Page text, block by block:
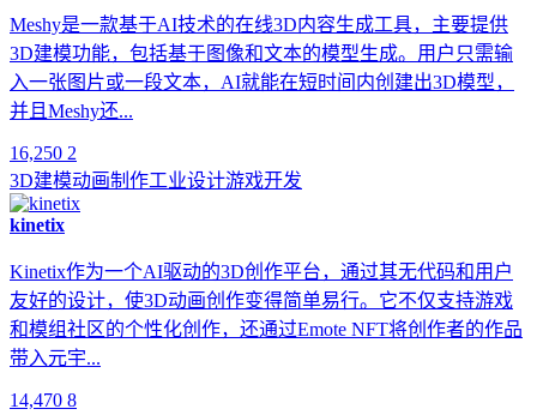
Meshy是一款基于AI技术的在线3D内容生成工具，主要提供
3D建模功能，包括基于图像和文本的模型生成。用户只需输
入一张图片或一段文本，AI就能在短时间内创建出3D模型，
并且Meshy还...
16,250 2
3D建模动画制作工业设计游戏开发
kinetix
Kinetix作为一个AI驱动的3D创作平台，通过其无代码和用户
友好的设计，使3D动画创作变得简单易行。它不仅支持游戏
和模组社区的个性化创作，还通过Emote NFT将创作者的作品
带入元宇...
14,470 8